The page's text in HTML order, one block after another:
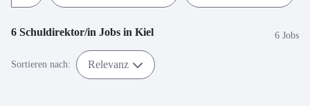
6 Schuldirektor/in Jobs in Kiel 6 Jobs
Sortieren nach: Relevanz